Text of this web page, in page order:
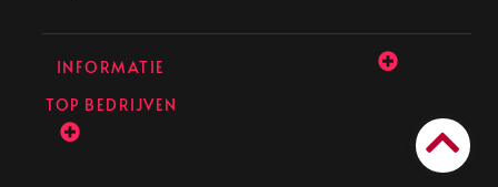
INFORMATIE
TOP BEDRIJVEN